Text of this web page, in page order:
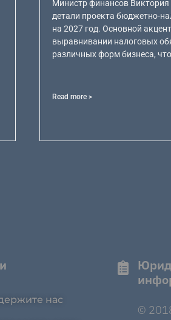
Министр финансов
детали проекта бюджетно-
на 2027 год. Основной
выравнивании налоговых
различных форм бизнеса,
Read more >
нас
©